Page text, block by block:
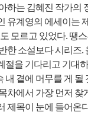
하는 김혜진 작가의
유계영의 에세이는
모르고 있었다. 땡
한 소설보다 시리즈.
절을 기다리고 기대
내 곁에 머무를 게 될
차에서 가장 먼저 찾
제목이 눈에 들어온